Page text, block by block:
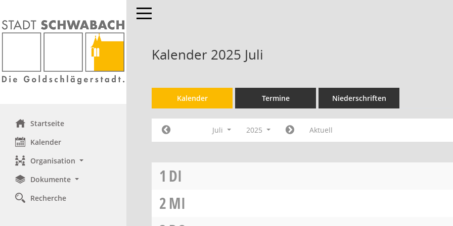
Startseite
Kalender
Organisation
Dokumente
Recherche
Toggle navigation
Kalender 2025 Juli
Kalender Termine Niederschriften
Juli 2025 Aktuell
1 DI
2MI